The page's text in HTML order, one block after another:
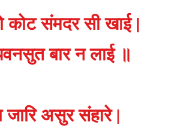
कोट संमदर सी खाई |
बार न लाई ॥
असुर संहारे |